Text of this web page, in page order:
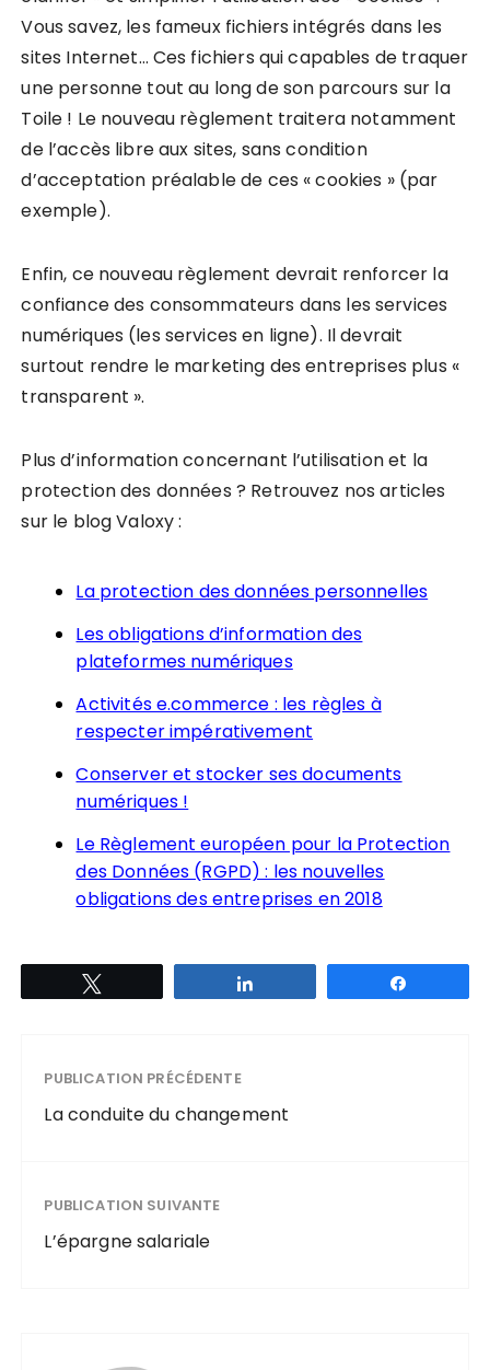
Vous savez, les fameux fichiers intégrés dans les
sites Internet… Ces fichiers qui capables de traquer
une personne tout au long de son parcours sur la
Toile ! Le nouveau règlement traitera notamment
de l’accès libre aux sites, sans condition
d’acceptation préalable de ces « cookies » (par
exemple).
Enfin, ce nouveau règlement devrait renforcer la
confiance des consommateurs dans les services
numériques (les services en ligne). Il devrait
surtout rendre le marketing des entreprises plus «
transparent ».
Plus d’information concernant l’utilisation et la
protection des données ? Retrouvez nos articles
sur le blog Valoxy :
La protection des données personnelles
Les obligations d’information des
plateformes numériques
Activités e.commerce : les règles à
respecter impérativement
Conserver et stocker ses documents
numériques !
Le Règlement européen pour la Protection
des Données (RGPD) : les nouvelles
obligations des entreprises en 2018
PUBLICATION PRÉCÉDENTE
La conduite du changement
PUBLICATION SUIVANTE
L’épargne salariale